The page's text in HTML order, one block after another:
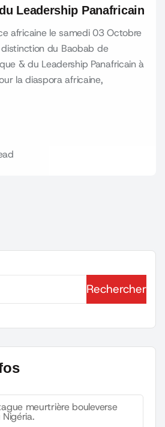
Leadership Panafricain
africaine le samedi 03 Octobre
du Baobab de
& du Leadership Panafricain à
la diaspora africaine,
Rechercher
meurtrière bouleverse